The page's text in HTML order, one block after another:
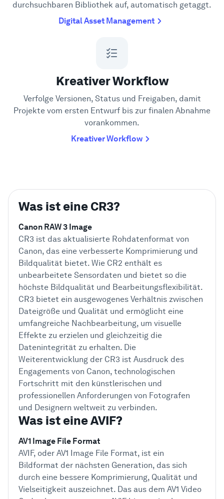
durchsuchbaren Bibliothek auf, automatisch getaggt.
Digital Asset Management
Kreativer Workflow
Verfolge Versionen, Status und Freigaben, damit
Projekte vom ersten Entwurf bis zur finalen Abnahme
vorankommen.
Kreativer Workflow
Was ist eine CR3?
Canon RAW 3 Image
CR3 ist das aktualisierte Rohdatenformat von
Canon, das eine verbesserte Komprimierung und
Bildqualität bietet. Wie CR2 enthält es
unbearbeitete Sensordaten und bietet so die
höchste Bildqualität und Bearbeitungsflexibilität.
CR3 bietet ein ausgewogenes Verhältnis zwischen
Dateigröße und Qualität und ermöglicht eine
umfangreiche Nachbearbeitung, um visuelle
Effekte zu erzielen und gleichzeitig die
Datenintegrität zu erhalten. Die
Weiterentwicklung der CR3 ist Ausdruck des
Engagements von Canon, technologischen
Fortschritt mit den künstlerischen und
professionellen Anforderungen von Fotografen
und Designern weltweit zu verbinden.
Was ist eine AVIF?
AV1 Image File Format
AVIF, oder AV1 Image File Format, ist ein
Bildformat der nächsten Generation, das sich
durch eine bessere Komprimierung, Qualität und
Vielseitigkeit auszeichnet. Das aus dem AV1 Video